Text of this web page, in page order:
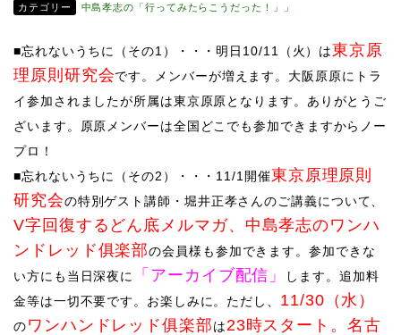
カテゴリー 中島孝志の「行ってみたらこうだった！」」
■忘れないうちに（その1）・・・明日10/11（火）は東京原
理原則研究会です。メンバーが増えます。大阪原原にトラ
イ参加されましたが所属は東京原原となります。ありがとうご
ざいます。原原メンバーは全国どこでも参加できますからノー
プロ！
​■忘れないうちに（その2）・・・11/1開催東京原理原則
研究会の特別ゲスト講師・堀井正孝さんのご講義について、
V字回復するどん底メルマガ、 中島孝志のワンハ
ンドレッド俱楽部の会員様も参加できます。参加できな
い方にも当日深夜に
「アーカイブ配信」
します。追加料
金等は一切不要です。お楽しみに。ただし、 11/30（水）
のワンハンドレッド俱楽部は23時スタート。名古